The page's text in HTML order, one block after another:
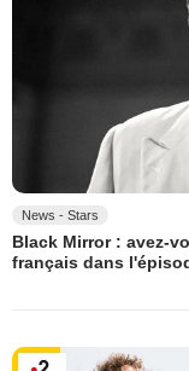
News - Stars
Black Mirror : avez-
français dans